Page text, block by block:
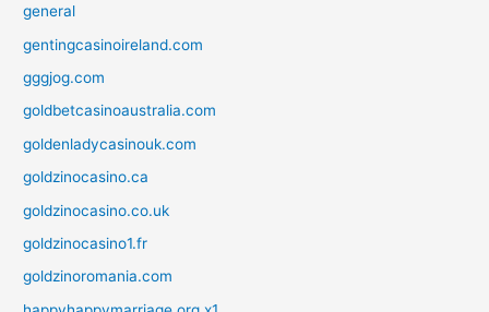
general
gentingcasinoireland.com
gggjog.com
goldbetcasinoaustralia.com
goldenladycasinouk.com
goldzinocasino.ca
goldzinocasino.co.uk
goldzinocasino1.fr
goldzinoromania.com